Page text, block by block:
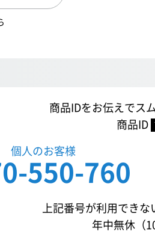
商品IDをお伝えでス
商品ID
個人のお客様
550-760
上記番号が利用でき
年中無休（